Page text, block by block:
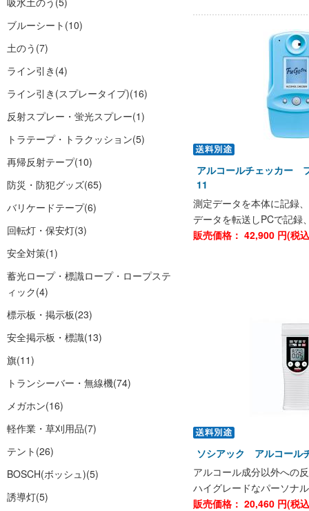
ブルーシート (10)
土のう (7)
ライン引き (4)
ライン引き(スプレータイプ)(16)
反射スプレー・蛍光スプレー(1)
トラテープ・トラクッション(5)
再帰反射テープ(10)
防災・防犯グッズ(65)
バリケードテープ(6)
回転灯・保安灯(3)
安全対策(1)
蓄光ロープ・標識ロープ・ロープステ
ィック(4)
標示板・掲示板(23)
安全掲示板・標識(13)
旗(11)
トランシーバー・無線機(74)
メガホン(16)
軽作業・草刈用品(7)
テント (26)
BOSCH(ボッシュ)(5)
誘導灯(5)
アルコールチェッカー
11
測定データを本体に記録
データを転送しPCで記録
販売価格： 42,900 円(税
ソシアック アルコール
アルコール成分以外への
ハイグレードなパーソナ
販売価格： 20,460 円(税